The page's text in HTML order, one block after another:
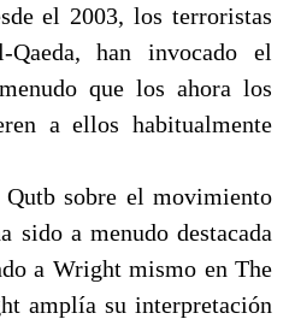
el 2003, los terroristas
han invocado el
que los ahora los
a ellos habitualmente
sobre el movimiento
sido a menudo destacada
a Wright mismo en The
amplía su interpretación